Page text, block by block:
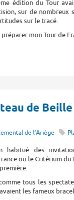
édition du Tour
sur de nombreux
sur le tracé.
mon Tour de
de Beille
de l’Ariège
habitué des
ou le Critérium du
tous les
les fameux